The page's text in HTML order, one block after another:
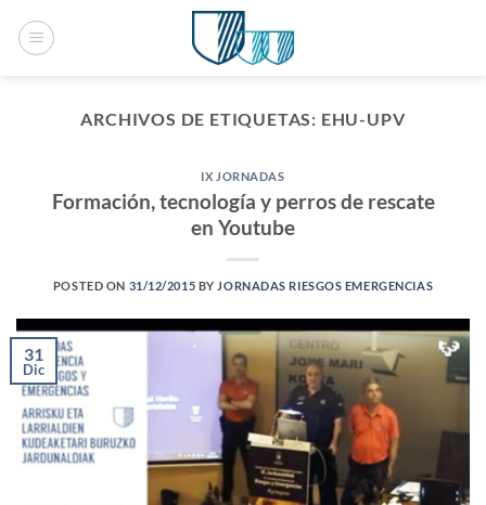
ARCHIVOS DE ETIQUETAS: EHU-UPV
IX JORNADAS
Formación, tecnología y perros de rescate
en Youtube
POSTED ON 31/12/2015 BY JORNADAS RIESGOS EMERGENCIAS
31
Dic